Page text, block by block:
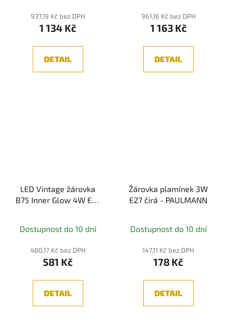
937,19 Kč bez DPH
1 134 Kč
DETAIL
961,16 Kč bez DPH
1 163 Kč
DETAIL
LED Vintage žárovka
B75 Inner Glow 4W E27
Dostupnost do 10 dní
480,17 Kč bez DPH
581 Kč
DETAIL
Žárovka plamínek 3W
E27 čirá - PAULMANN
Dostupnost do 10 dní
147,11 Kč bez DPH
178 Kč
DETAIL